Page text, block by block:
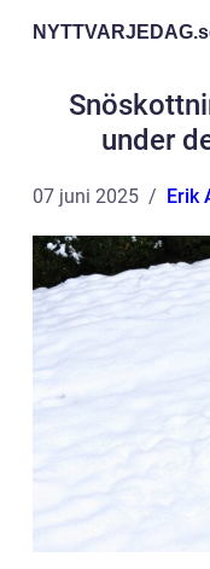
NYTTVARJEDAG.
under
07 juni 2025 Erik